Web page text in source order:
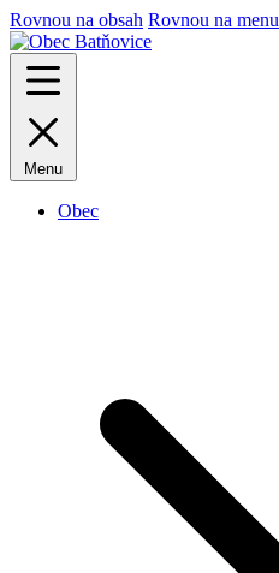
Rovnou na obsah Rovnou na menu
Menu
Obec